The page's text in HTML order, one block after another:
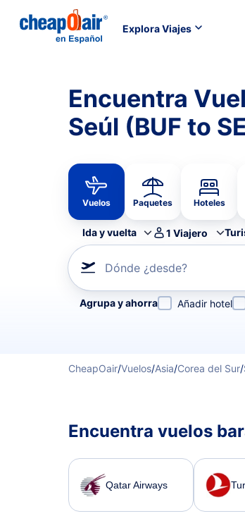
Explora Viajes
Encuentra
Seúl (BUF to
Vuelos Paquetes Hoteles
Ida y vuelta 1 Viajero
Dónde ¿desde?
Refina tu búsqueda por aerolínea,
Agrupa y ahorra Añadir hotel
CheapOair/Vuelos/Asia/Corea del Sur/
Encuentra vuelos
Qatar Airways